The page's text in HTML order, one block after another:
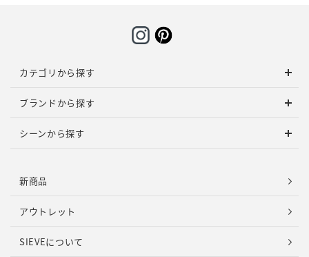
カテゴリから探す
ブランドから探す
シーンから探す
新商品
アウトレット
SIEVEについて